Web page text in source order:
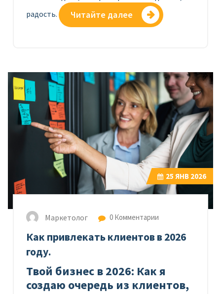
радость.
Читайте далее
25 ЯНВ 2026
Маркетолог 0 Комментарии
Как привлекать клиентов в 2026
году.
Твой бизнес в 2026: Как я
создаю очередь из клиентов,